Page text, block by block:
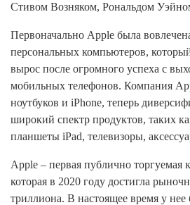
Стивом Возняком, Рональдом
Первоначально Apple была
персональных компьютеров,
вырос после огромного успеха с
мобильных телефонов. Компания
ноутбуков и iPhone, теперь
широкий спектр продуктов, таких
планшеты iPad, телевизоры,
Apple – первая публично торгуемая
которая в 2020 году достигла
триллиона. В настоящее время у